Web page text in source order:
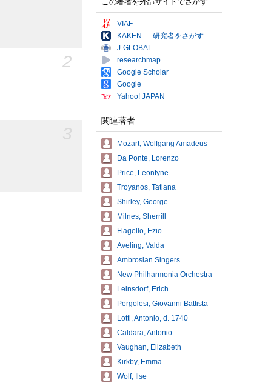
2
VIAF
KAKEN — 研究者をさがす
J-GLOBAL
researchmap
Google Scholar
Google
Yahoo! JAPAN
関連著者
Mozart, Wolfgang Amadeus
Da Ponte, Lorenzo
Price, Leontyne
Troyanos, Tatiana
Shirley, George
Milnes, Sherrill
Flagello, Ezio
Aveling, Valda
Ambrosian Singers
New Philharmonia Orchestra
Leinsdorf, Erich
Pergolesi, Giovanni Battista
Lotti, Antonio, d. 1740
Caldara, Antonio
Vaughan, Elizabeth
Kirkby, Emma
Wolf, Ilse